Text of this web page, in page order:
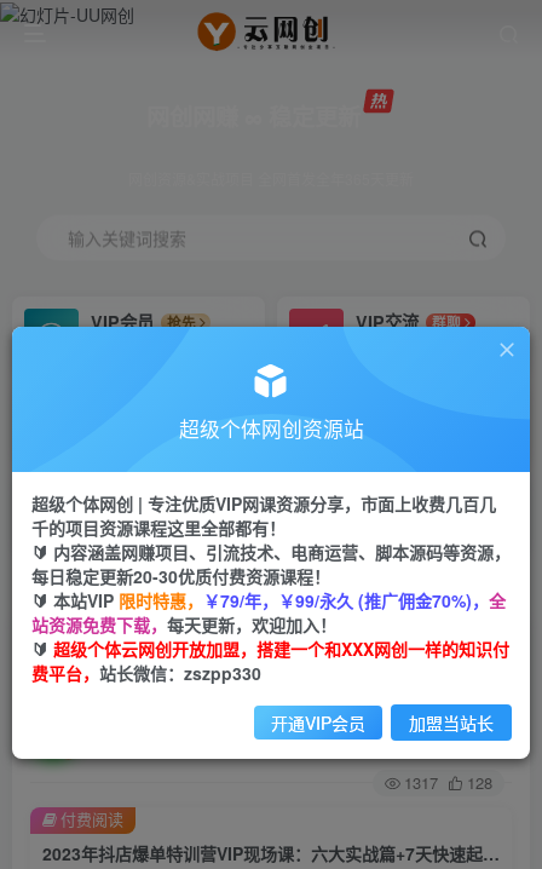
输入关键词搜索
VIP会员
抢先
VIP交流
群聊
研究探讨更多创业项目路子。
会员专属推广链接
招募站长
挂机
项目
脚本卡密
APP下载
GO
首页 创业课程 会员免费 正文
2023年抖店爆单特训营VIP现场课：六大实战篇+7
天快速起爆+标签暴力玩法
关注 私信
1317 128
2023年抖店爆单特训营VIP现场课：六大实战篇+7天快速起爆+标签暴力玩法
付费阅读
超级个体网创资源站
超级个体网创 | 专注优质VIP网课资源分享，市面上收费几百几
千的项目资源课程这里全部都有！
🔰 内容涵盖网赚项目、引流技术、电商运营、脚本源码等资源，
每日稳定更新20-30优质付费资源课程！
🔰 本站VIP 限时特惠， ￥79/年，￥99/永久 (推广佣金70%)， 全
站资源免费下载， 每天更新，欢迎加入！
🔰 超级个体云网创开放加盟，搭建一个和XXX网创一样的知识付
费平台， 站长微信：zszpp330
开通VIP会员 加盟当站长